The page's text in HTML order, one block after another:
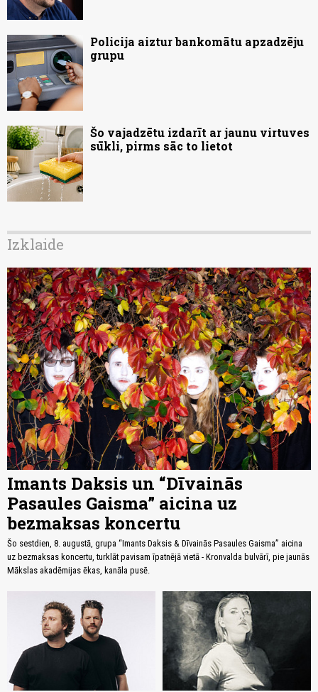
Policija aiztur bankomātu apzadzēju
grupu
Šo vajadzētu izdarīt ar jaunu virtuves
sūkli, pirms sāc to lietot
Izklaide
Imants Daksis un “Dīvainās
Pasaules Gaisma” aicina uz
bezmaksas koncertu
Šo sestdien, 8. augustā, grupa “Imants Daksis & Dīvainās Pasaules Gaisma” aicina
uz bezmaksas koncertu, turklāt pavisam īpatnējā vietā - Kronvalda bulvārī, pie jaunās
Mākslas akadēmijas ēkas, kanāla pusē.